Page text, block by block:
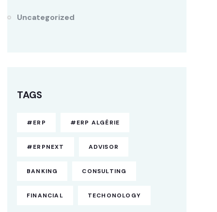
Uncategorized
TAGS
#ERP #ERP ALGÉRIE
#ERPNEXT ADVISOR
BANKING CONSULTING
FINANCIAL TECHONOLOGY